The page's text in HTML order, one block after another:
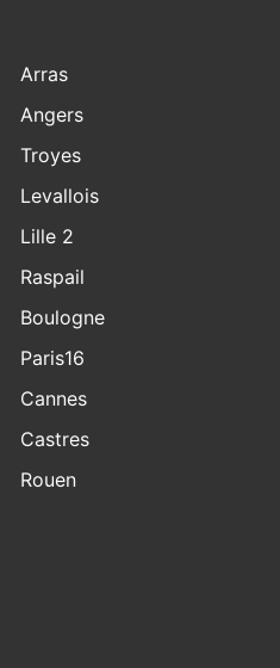
Arras
Angers
Troyes
Levallois
Lille 2
Raspail
Boulogne
Paris16
Cannes
Castres
Rouen